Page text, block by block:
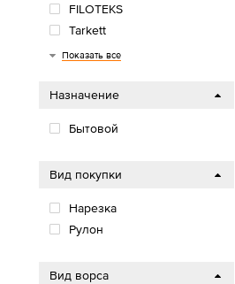
FILOTEKS
Tarkett
Синтелон
Ковры Бреста
URGGAZCARPET
НЕВА-ТАФТ
Витебские ковры
KAPLANCER
PLATO HALI
OZKAPLAN
AW
Betap
Показать все
Назначение
Бытовой
Вид покупки
Нарезка
Рулон
Вид ворса